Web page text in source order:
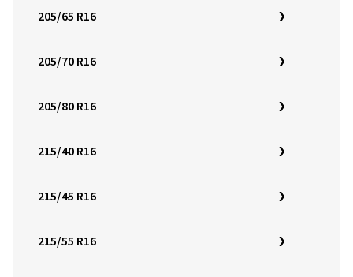
205/65 R16
205/70 R16
205/80 R16
215/40 R16
215/45 R16
215/55 R16